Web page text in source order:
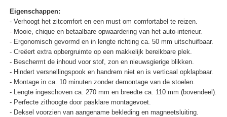
Eigenschappen:
- Verhoogt het zitcomfort en een must om comfortabel te reizen.
- Mooie, chique en betaalbare opwaardering van het auto-interieur.
- Ergonomisch gevormd en in lengte richting ca. 50 mm uitschuifbaar.
- Creëert extra opbergruimte op een makkelijk bereikbare plek.
- Beschermt de inhoud voor stof, zon en nieuwsgierige blikken.
- Hindert versnellingspook en handrem niet en is verticaal opklapbaar.
- Montage in ca. 10 minuten zonder demontage van de stoelen.
- Lengte ingeschoven ca. 270 mm en breedte ca. 110 mm (bovendeel).
- Perfecte zithoogte door pasklare montagevoet.
- Deksel voorzien van aangename bekleding en magneetsluiting.